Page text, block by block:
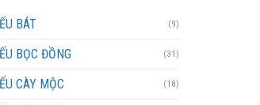
BÁT (9)
BỌC ĐỒNG (31)
CÀY MỘC (18)